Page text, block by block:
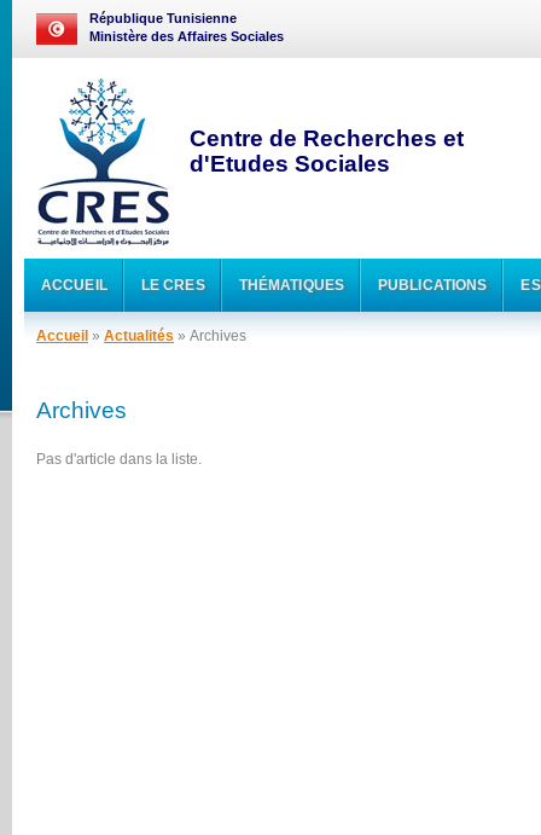
République Tunisienne
Ministère des Affaires Sociales
Centre de Recherches et
d'Etudes Sociales
ACCUEIL LE CRES THÉMATIQUES PUBLICATIONS
Accueil » Actualités » Archives
Archives
Pas d'article dans la liste.